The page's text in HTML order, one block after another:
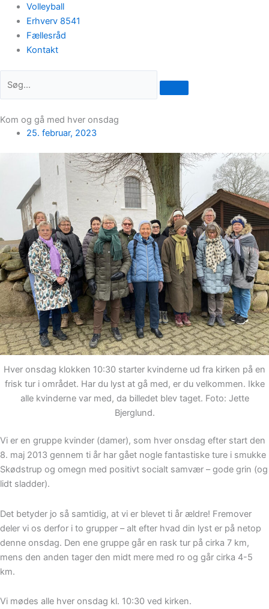
Volleyball
Erhverv 8541
Fællesråd
Kontakt
Kom og gå med hver onsdag
25. februar, 2023
Hver onsdag klokken 10:30 starter kvinderne ud fra kirken på en
frisk tur i området. Har du lyst at gå med, er du velkommen. Ikke
alle kvinderne var med, da billedet blev taget. Foto: Jette
Bjerglund.
Vi er en gruppe kvinder (damer), som hver onsdag efter start den
8. maj 2013 gennem ti år har gået nogle fantastiske ture i smukke
Skødstrup og omegn med positivt socialt samvær – gode grin (og
lidt sladder).
Det betyder jo så samtidig, at vi er blevet ti år ældre! Fremover
deler vi os derfor i to grupper – alt efter hvad din lyst er på netop
denne onsdag. Den ene gruppe går en rask tur på cirka 7 km,
mens den anden tager den midt mere med ro og går cirka 4-5
km.
Vi mødes alle hver onsdag kl. 10:30 ved kirken.